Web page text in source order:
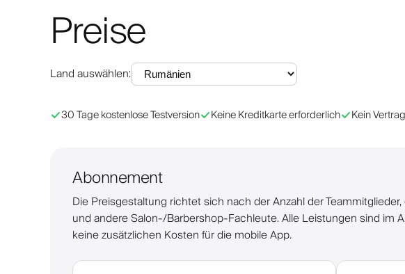
Preise
Land auswählen:
30 Tage kostenlose Testversion Keine Kreditkarte erforderlich Kein
Abonnement
Die Preisgestaltung richtet sich nach der Anzahl der
und andere Salon-/Barbershop-Fachleute. Alle Leistungen sind im
keine zusätzlichen Kosten für die mobile App.